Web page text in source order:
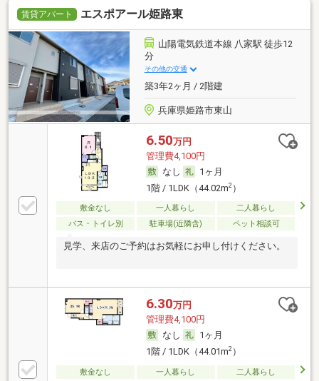
賃貸アパート エスポアール姫路東
山陽電気鉄道本線 八家駅 徒歩12
分
その他の交通
築3年2ヶ月 / 2階建
兵庫県姫路市東山
6.50万円
管理費4,100円
なし
1ヶ月
1階 / 1LDK（44.02m2）
敷金なし 一人暮らし
二人暮らし
バス・トイレ別
駐車場(近隣含) ペット相談可
見学、来店のご予約はお気軽にお申し付けください。
6.30万円
管理費4,100円
なし
1ヶ月
1階 / 1LDK（44.01m2）
敷金なし 一人暮らし
二人暮らし